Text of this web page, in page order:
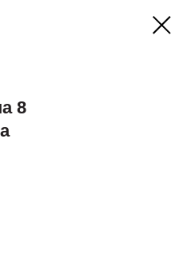
8